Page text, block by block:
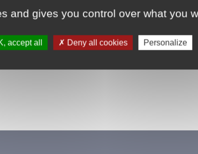
and gives you control over what you
accept all Deny all cookies Personalize